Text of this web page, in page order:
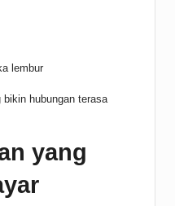
lembur
hubungan terasa
yang